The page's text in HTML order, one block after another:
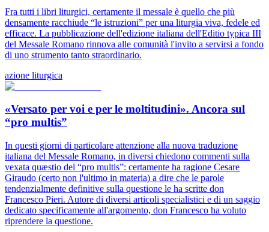
Fra tutti i libri liturgici, certamente il messale è quello che più
densamente racchiude “le istruzioni” per una liturgia viva, fedele ed
efficace. La pubblicazione dell'edizione italiana dell'Editio typica III
del Messale Romano rinnova alle comunità l'invito a servirsi a fondo
di uno strumento tanto straordinario.
azione liturgica
«Versato per voi e per le moltitudini». Ancora sul
“pro multis”
In questi giorni di particolare attenzione alla nuova traduzione
italiana del Messale Romano, in diversi chiedono commenti sulla
vexata quæstio del “pro multis”: certamente ha ragione Cesare
Giraudo (certo non l'ultimo in materia) a dire che le parole
tendenzialmente definitive sulla questione le ha scritte don
Francesco Pieri. Autore di diversi articoli specialistici e di un saggio
dedicato specificamente all'argomento, don Francesco ha voluto
riprendere la questione.